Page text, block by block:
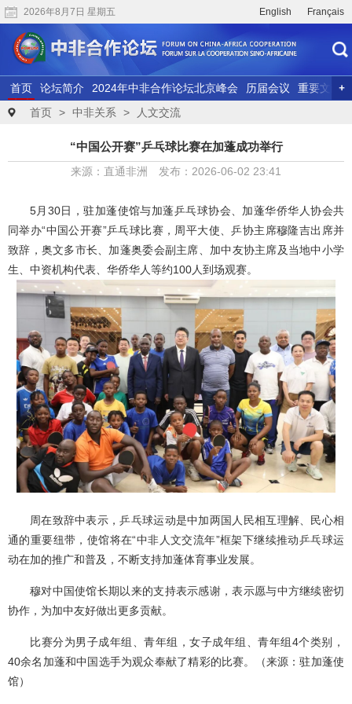
2026年8月7日 星期五 English Français
首页 论坛简介 2024年中非合作论坛北京峰会 历届会议
重要文献
联合研究
精彩视频
首页 > 中非关系 > 人文交流
“中国公开赛”乒乓球比赛在加蓬成功举行
来源：直通非洲 发布：2026-06-02 23:41
5月30日，驻加蓬使馆与加蓬乒乓球协会、加蓬华侨华人协会共
同举办“中国公开赛”乒乓球比赛，周平大使、乒协主席穆隆吉出席并
致辞，奥文多市长、加蓬奥委会副主席、加中友协主席及当地中小学
生、中资机构代表、华侨华人等约100人到场观赛。
周在致辞中表示，乒乓球运动是中加两国人民相互理解、民心相
通的重要纽带，使馆将在“中非人文交流年”框架下继续推动乒乓球运
动在加的推广和普及，不断支持加蓬体育事业发展。
穆对中国使馆长期以来的支持表示感谢，表示愿与中方继续密切
协作，为加中友好做出更多贡献。
比赛分为男子成年组、青年组，女子成年组、青年组4个类别，
40余名加蓬和中国选手为观众奉献了精彩的比赛。（来源：驻加蓬使
馆）